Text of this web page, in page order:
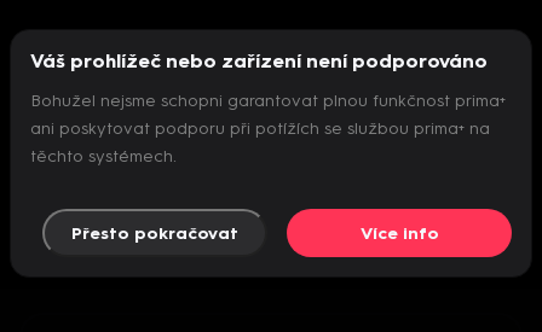
Nepodařilo se inicializovat přehrávač
Váš prohlížeč nebo zařízení není podporováno
Bohužel nejsme schopni garantovat plnou funkčnost prima+
ani poskytovat podporu při potížích se službou prima+ na
těchto systémech.
Přesto pokračovat Více info